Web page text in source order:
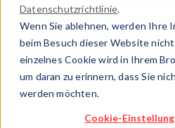
Datenschutzrichtlinie.
Wenn Sie ablehnen, werden Ihre
beim Besuch dieser Website
einzelnes Cookie wird in Ihrem
um daran zu erinnern, dass Sie
werden möchten.
Cookie-
Wallisellen, 29. Juni 2021. – Auch
Vereinsversammlung des SVTI
Corona-Auflagen auf schriftlichem
auf ein positives und
Digitalisierung sieht sich der SVTI
viele Entwicklungsschritte wurden
beschleunigt.